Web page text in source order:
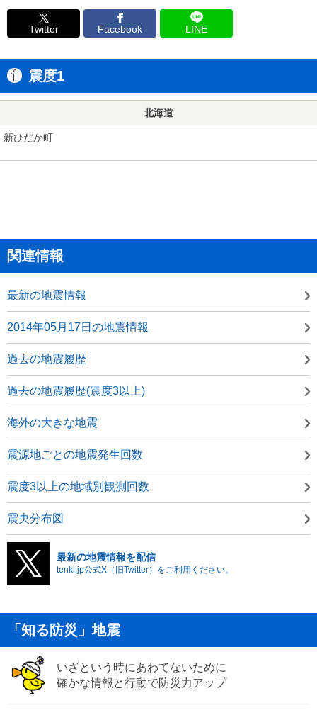
Twitter Facebook LINE
震度1
北海道
新ひだか町
関連情報
最新の地震情報
2014年05月17日の地震情報
過去の地震履歴
過去の地震履歴(震度3以上)
海外の大きな地震
震源地ごとの地震発生回数
震度3以上の地域別観測回数
震央分布図
最新の地震情報を配信
tenki.jp公式X（旧Twitter）をご利用ください。
「知る防災」地震
いざという時にあわてないために
確かな情報と行動で防災力アップ